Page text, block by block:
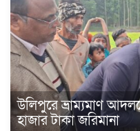
উলিপুরে ভ্রাম্যমাণ
হাজার টাকা জরিমানা